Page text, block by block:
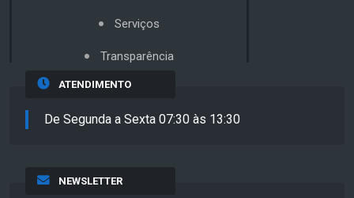
Serviços
Transparência
ATENDIMENTO
De Segunda a Sexta 07:30 às 13:30
NEWSLETTER